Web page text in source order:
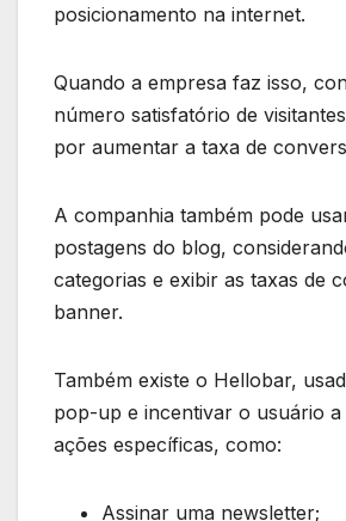
posicionamento na internet.
Quando a empresa faz isso,
número satisfatório de
por aumentar a taxa de
A companhia também pode
postagens do blog,
categorias e exibir as taxas de
banner.
Também existe o Hellobar,
pop-up e incentivar o usuário
ações específicas, como:
Assinar uma newsletter;